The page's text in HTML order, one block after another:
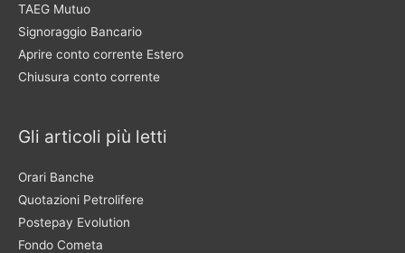
TAEG Mutuo
Signoraggio Bancario
Aprire conto corrente Estero
Chiusura conto corrente
Gli articoli più letti
Orari Banche
Quotazioni Petrolifere
Postepay Evolution
Fondo Cometa